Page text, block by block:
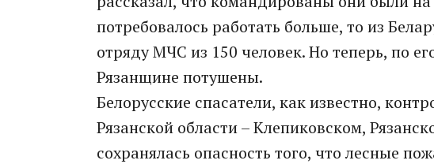
потребовалось работать больше, то из
отряду МЧС из 150 человек. Но теперь, по
Рязанщине потушены.
Белорусские спасатели, как известно,
Рязанской области – Клепиковском,
сохранялась опасность того, что лесные